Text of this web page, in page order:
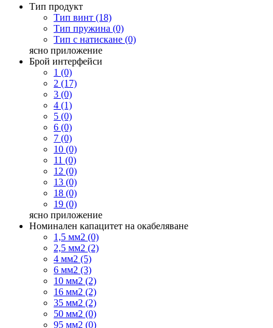
Тип продукт
Тип винт (18)
Тип пружина (0)
Тип с натискане (0)
ясно приложение
Брой интерфейси
1 (0)
2 (17)
3 (0)
4 (1)
5 (0)
6 (0)
7 (0)
10 (0)
11 (0)
12 (0)
13 (0)
18 (0)
19 (0)
ясно приложение
Номинален капацитет на окабеляване
1,5 мм2 (0)
2,5 мм2 (2)
4 мм2 (5)
6 мм2 (3)
10 мм2 (2)
16 мм2 (2)
35 мм2 (2)
50 мм2 (0)
95 мм2 (0)